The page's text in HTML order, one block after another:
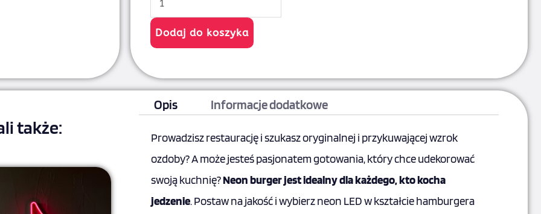
Dodaj do koszyka
także:
Ten
Opis Informacje dodatkowe
Prowadzisz restaurację i szukasz oryginalnej i przykuwającej wzrok
ozdoby? A może jesteś pasjonatem gotowania, który chce udekorować
swoją kuchnię?Neon burger jest idealny dla każdego, kto kocha
jedzenie. Postaw na jakość i wybierz neon LED w kształcie hamburgera